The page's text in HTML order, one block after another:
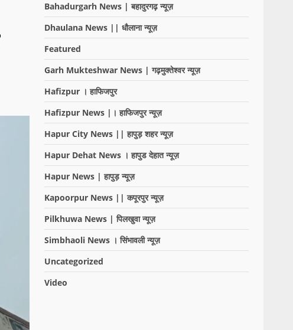
Bahadurgarh News | बहादुरगढ़ न्यूज़
Dhaulana News || धौलाना न्यूज़
Featured
Garh Mukteshwar News | गढ़मुक्तेश्वर न्यूज़
Hafizpur । हाफिजपुर
Hafizpur News |। हाफिजपुर न्यूज़
Hapur City News || हापुड़ शहर न्यूज़
Hapur Dehat News । हापुड देहात न्यूज़
Hapur News | हापुड़ न्यूज़
Kapoorpur News || कपूरपुर न्यूज़
Pilkhuwa News | पिलखुवा न्यूज़
Simbhaoli News । सिंभावली न्यूज़
Uncategorized
Video